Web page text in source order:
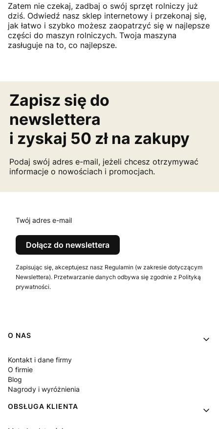
Zatem nie czekaj, zadbaj o swój sprzęt rolniczy już
dziś. Odwiedź nasz sklep internetowy i przekonaj się,
jak łatwo i szybko możesz zaopatrzyć się w najlepsze
części do maszyn rolniczych. Twoja maszyna
zasługuje na to, co najlepsze.
Zapisz się do
newslettera
i zyskaj 50 zł na zakupy
Podaj swój adres e-mail, jeżeli chcesz otrzymywać
informacje o nowościach i promocjach.
Twój adres e-mail
Dołącz do newslettera
Zapisując się, akceptujesz nasz Regulamin (w zakresie dotyczącym
Newslettera). Przetwarzanie danych odbywa się zgodnie z Polityką
prywatności.
Linki w stopce
O NAS
Kontakt i dane firmy
O firmie
Blog
Nagrody i wyróżnienia
OBSŁUGA KLIENTA